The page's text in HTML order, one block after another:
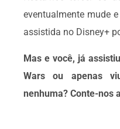
eventualmente mude
assistida no Disney+
Mas e você, já
Wars ou apenas
nenhuma? Conte-nos